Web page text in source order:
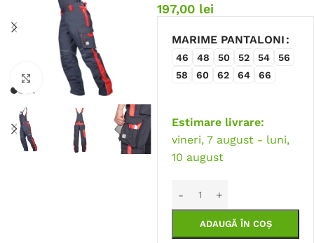
Faceți click pentru a mări
197,00 lei
MARIME PANTALONI
46 48 50 52 54
56
58
60 62 64 66
Estimare livrare:
vineri, 7 august - luni,
10 august
ADAUGĂ ÎN COȘ